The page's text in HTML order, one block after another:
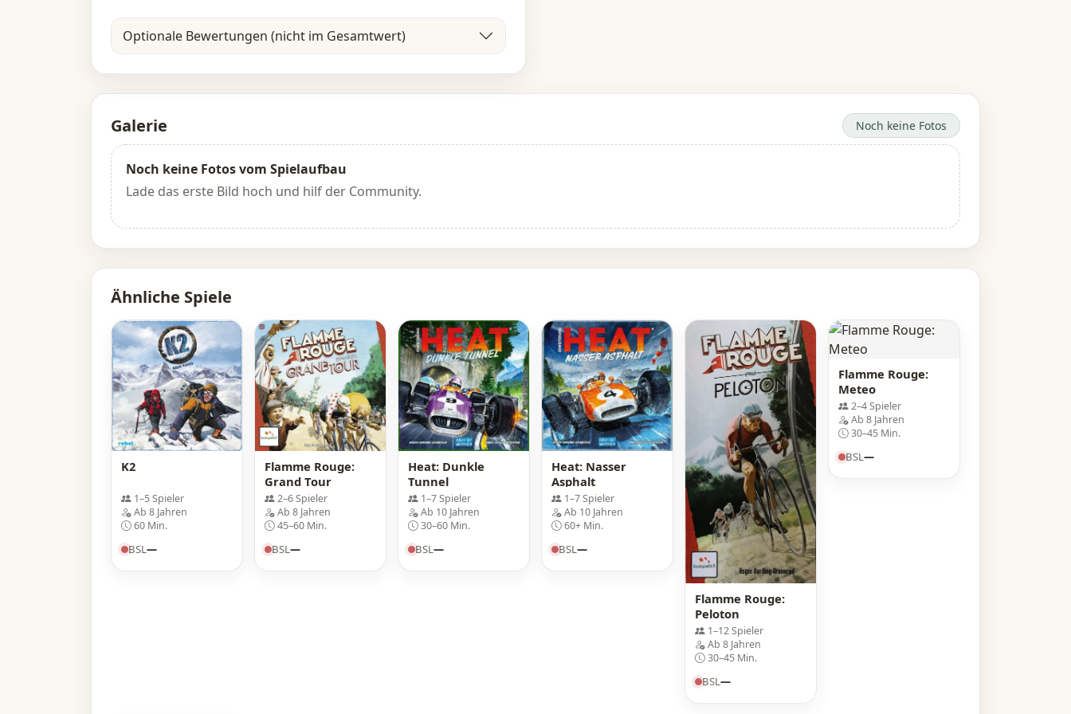
Optionale Bewertungen (nicht im Gesamtwert)
Galerie Noch keine Fotos
Noch keine Fotos vom Spielaufbau
Lade das erste Bild hoch und hilf der Community.
Ähnliche Spiele
K2
1–5 Spieler
Ab 8 Jahren
60 Min.
BSL—
Flamme Rouge:
Grand Tour
2–6 Spieler
Ab 8 Jahren
45–60 Min.
BSL—
Heat: Dunkle
Tunnel
1–7 Spieler
Ab 10 Jahren
30–60 Min.
BSL—
Heat: Nasser
Asphalt
1–7 Spieler
Ab 10 Jahren
60+ Min.
BSL—
Flamme Rouge:
Peloton
1–12 Spieler
Ab 8 Jahren
30–45 Min.
BSL—
Flamme Rouge:
Meteo
2–4 Spieler
Ab 8 Jahren
30–45 Min.
BSL—